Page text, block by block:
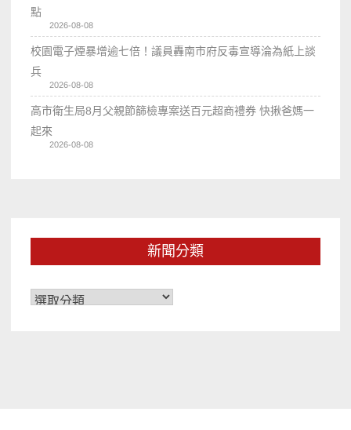
點
2026-08-08
校園電子煙暴增逾七倍！議員轟南市府反毒宣導淪為紙上談
兵
2026-08-08
高市衛生局8月父親節篩檢專案送百元超商禮券 快揪爸媽一
起來
2026-08-08
新聞分類
新